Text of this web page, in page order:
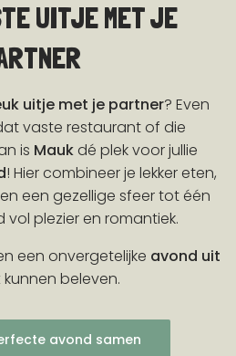
UITJE MET JE
uitje met je partner? Even
vaste restaurant of die
is Maukdé plek voor jullie
! Hier combineer je lekker eten,
een gezellige sfeer tot één
plezier en romantiek.
een onvergetelijke avond uit
kunnen beleven.
avond samen